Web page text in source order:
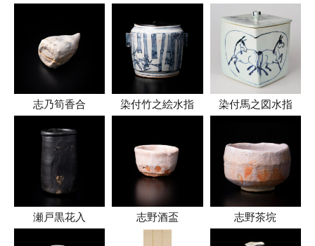
志乃筍香合 染付竹之絵水指 染付馬之図水指
瀬戸黒花入 志野酒盃 志野茶垸